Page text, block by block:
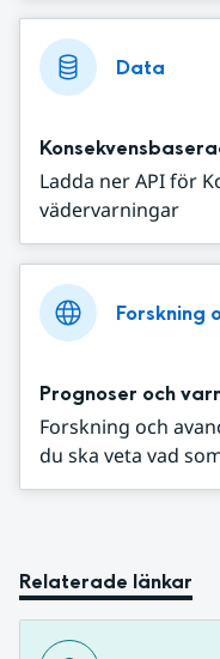
Data
Ladda ner API för
vädervarningar
Forskning
Prognoser och
Forskning och
du ska veta vad
Relaterade länkar